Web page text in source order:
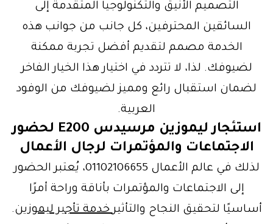
التصميم الأنيق والتكنولوجيا المتقدمة إلى
السائقين المحترفين، كل جانب من جوانب هذه
الخدمة مصمم لتقديم أفضل تجربة ممكنة
لضيوفك. لذا، لا تتردد في اختيار هذا الخيار الفاخر
لضمان استقبال رائع ومميز لضيوفك من الوفود
العربية.
استئجار ليموزين مرسيدس E200 لحضور
الاجتماعات والمؤتمرات لرجال الأعمال
لذلك في عالم الأعمال 01102106655، يُعتبر الحضور
إلى الاجتماعات والمؤتمرات بأناقة وراحة أمرًا
أساسيًا لتحقيق النجاح والتأثيرخدمة تأجير ليموزين.